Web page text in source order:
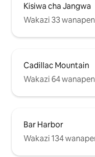
Kisiwa cha Jangwa
Wakazi 33
Cadillac Mountain
Wakazi 64
Bar Harbor
Wakazi 134